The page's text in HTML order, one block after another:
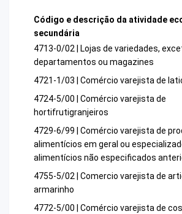
Código e descrição da atividade
secundária
4713-0/02 | Lojas de variedades,
departamentos ou magazines
4721-1/03 | Comércio varejista de
4724-5/00 | Comércio varejista de
hortifrutigranjeiros
4729-6/99 | Comércio varejista de
alimentícios em geral ou
alimentícios não especificados
4755-5/02 | Comercio varejista de
armarinho
4772-5/00 | Comércio varejista de